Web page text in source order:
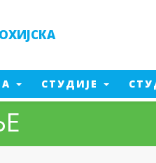
СТУДИЈЕ
Заштита од пожара